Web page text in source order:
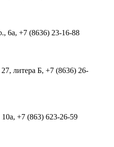
6а, +7 (8636) 23-16-88
литера Б, +7 (8636) 26-
+7 (863) 623-26-59